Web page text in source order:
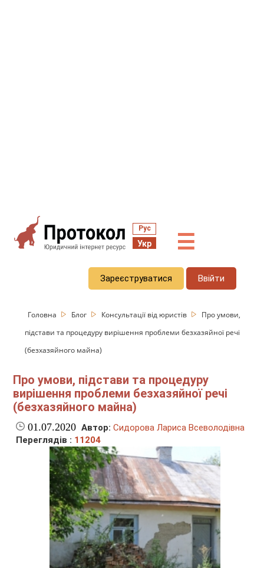
Рус
Укр ☰
Зареєструватися Ввійти
Головна Блог Консультації від юристів
Про умови,
підстави та процедуру вирішення проблеми безхазяйної речі
(безхазяйного майна)
Про умови, підстави та процедуру
вирішення проблеми безхазяйної речі
(безхазяйного майна)
01.07.2020 Автор: Сидорова Лариса Всеволодівна
Переглядів : 11204